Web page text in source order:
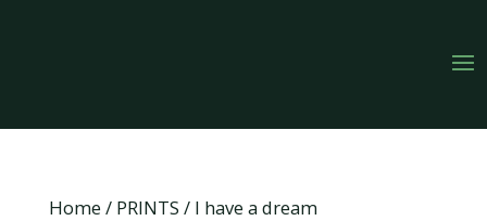
Home / PRINTS / I have a dream